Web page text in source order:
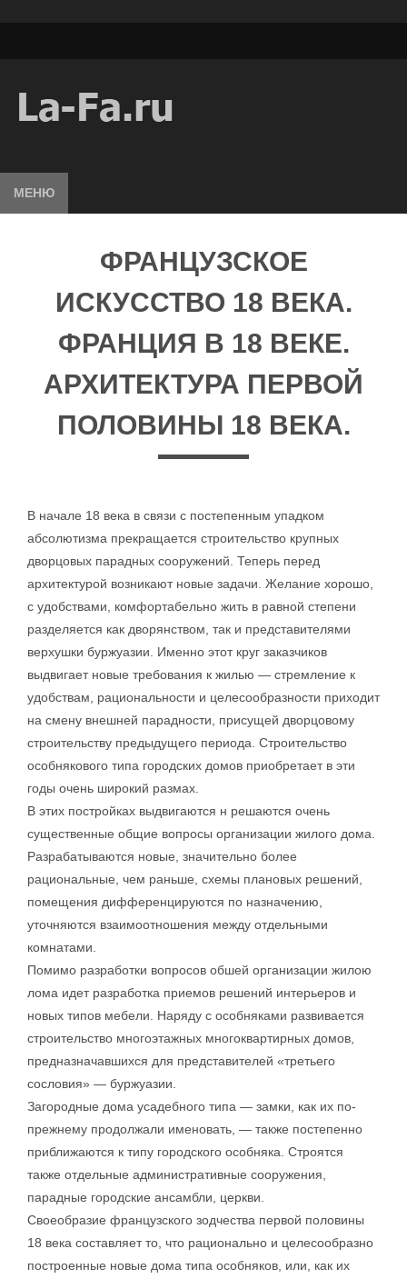
МЕНЮ
ФРАНЦУЗСКОЕ
ИСКУССТВО 18 ВЕКА.
ФРАНЦИЯ В 18 ВЕКЕ.
АРХИТЕКТУРА ПЕРВОЙ
ПОЛОВИНЫ 18 ВЕКА.
В начале 18 века в связи с постепенным упадком
абсолютизма прекращается строительство крупных
дворцовых парадных сооружений. Теперь перед
архитектурой возникают новые задачи. Желание хорошо,
с удобствами, комфортабельно жить в равной степени
разделяется как дворянством, так и представителями
верхушки буржуазии. Именно этот круг заказчиков
выдвигает новые требования к жилью — стремление к
удобствам, рациональности и целесообразности приходит
на смену внешней парадности, присущей дворцовому
строительству предыдущего периода. Строительство
особнякового типа городских домов приобретает в эти
годы очень широкий размах.
В этих постройках выдвигаются н решаются очень
существенные общие вопросы организации жилого дома.
Разрабатываются новые, значительно более
рациональные, чем раньше, схемы плановых решений,
помещения дифференцируются по назначению,
уточняются взаимоотношения между отдельными
комнатами.
Помимо разработки вопросов обшей организации жилою
лома идет разработка приемов решений интерьеров и
новых типов мебели. Наряду с особняками развивается
строительство многоэтажных многоквартирных домов,
предназначавшихся для представителей «третьего
сословия» — буржуазии.
Загородные дома усадебного типа — замки, как их по-
прежнему продолжали именовать, — также постепенно
приближаются к типу городского особняка. Строятся
также отдельные административные сооружения,
парадные городские ансамбли, церкви.
Своеобразие французского зодчества первой половины
18 века составляет то, что рационально и целесообразно
построенные новые дома типа особняков, или, как их